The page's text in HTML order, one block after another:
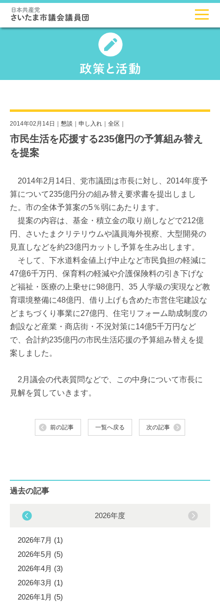
2014年02月14日｜ 懇談 申し入れ 全区
市民生活を応援する235億円の予算組み替え
を提案
2014年2月14日、党市議団は市長に対し、2014年度予
算について235億円分の組み替え要求書を提出しまし
た。市の全体予算案の5％弱にあたります。
提案の内容は、基金・積立金の取り崩しなどで212億
円、さいたまクリテリウムや議員海外視察、大型開発の
見直しなどを約23億円カットし予算を生み出します。
そして、下水道料金値上げ中止など市民負担の軽減に
47億6千万円、保育料の軽減や介護保険料の引き下げな
ど福祉・医療の上乗せに98億円、35 人学級の実現など教
育環境整備に48億円、借り上げも含めた市営住宅建設な
どまちづくり事業に27億円、住宅リフォーム助成制度の
創設など産業・商店街・不況対策に14億5千万円など
で、合計約235億円の市民生活応援の予算組み替えを提
案しました。
2月議会の代表質問などで、この中身について市長に
見解を質していきます。
前の記事 一覧へ戻る 次の記事
過去の記事
2026年度
2026年7月 (1)
2026年5月 (5)
2026年4月 (3)
2026年3月 (1)
2026年1月 (5)